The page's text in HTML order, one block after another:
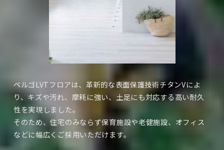
ペルゴLVTフロアは、革新的な表面保護技術チタンVによ
り、キズや汚れ、摩耗に強い、土足にも対応する高い耐久
性を実現しました。
そのため、住宅のみならず保育施設や老健施設、オフィス
などに幅広くご採用いただけます。
傷、汚れ、摩耗性に優れた表面層（チタンV）
精巧な印刷デザイン層
④ガラス繊維入り安定化層
⑤衝撃性の高いビニール・パッキング
表面保護技術（チタンV）は、デザイン性の向上だけでな
く、耐傷性・防汚性の向上も実現しました。また優れた耐